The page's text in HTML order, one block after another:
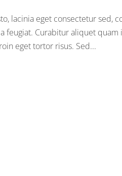
lacinia eget consectetur
feugiat. Curabitur aliquet
eget tortor risus. Sed...